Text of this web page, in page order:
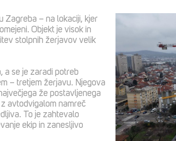
Zagreba – na lokaciji, kjer
Objekt je visok in
stolpnih žerjavov velik
a se je zaradi potreb
– tretjem žerjavu. Njegova
že postavljenega
avtodvigalom namreč
To je zahtevalo
ekip in zanesljivo